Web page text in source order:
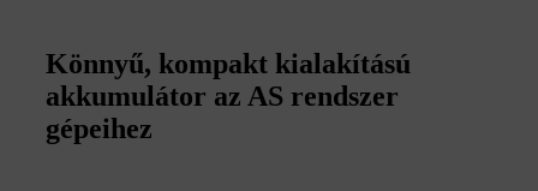
Könnyű, kompakt kialakítású
akkumulátor az AS rendszer
gépeihez